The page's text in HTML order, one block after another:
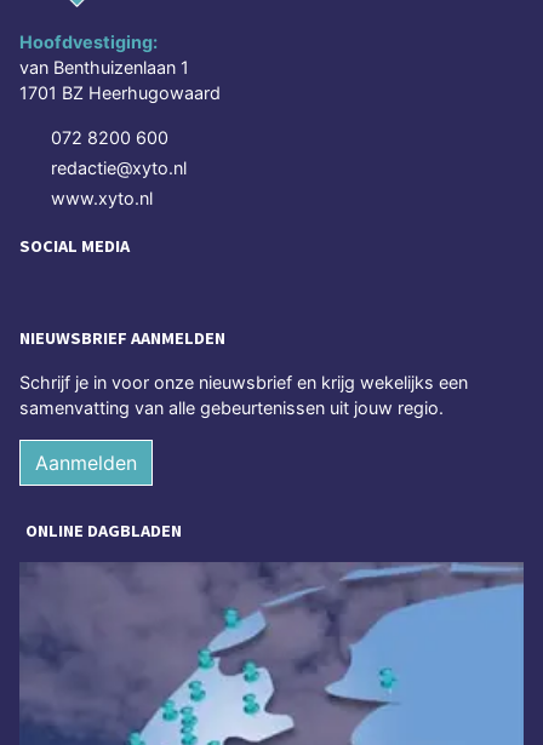
Hoofdvestiging:
van Benthuizenlaan 1
1701 BZ Heerhugowaard
072 8200 600
redactie@xyto.nl
www.xyto.nl
SOCIAL MEDIA
NIEUWSBRIEF AANMELDEN
Schrijf je in voor onze nieuwsbrief en krijg wekelijks een
samenvatting van alle gebeurtenissen uit jouw regio.
Aanmelden
ONLINE DAGBLADEN